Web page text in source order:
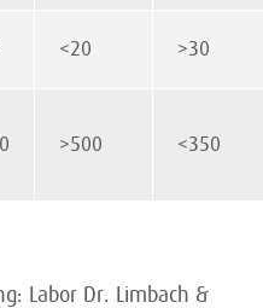
<20 >30
>500 <350
Labor Dr. Limbach &